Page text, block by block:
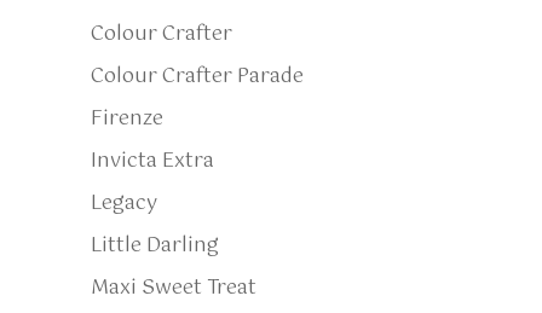
Colour Crafter
Colour Crafter Parade
Firenze
Invicta Extra
Legacy
Little Darling
Maxi Sweet Treat